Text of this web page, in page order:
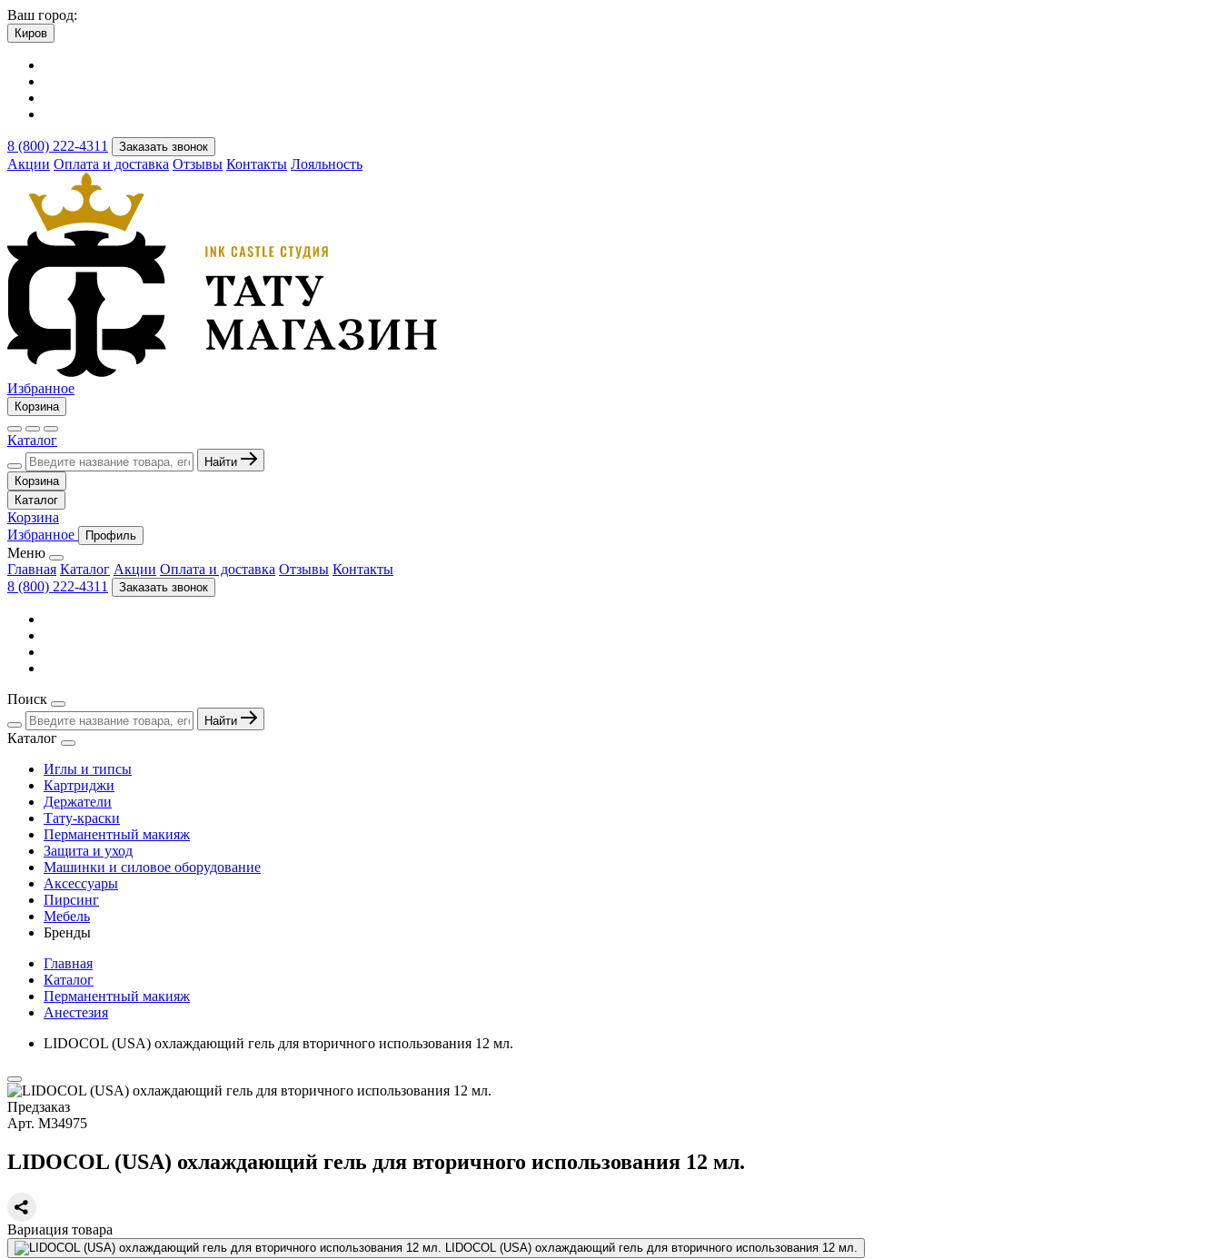
Ваш город:
Киров
8 (800) 222-4311 Заказать звонок
Акции Оплата и доставка Отзывы Контакты Лояльность
Избранное
Корзина
Каталог
Найти
Корзина
Каталог
Корзина
Избранное
Профиль
Меню
Главная Каталог Акции Оплата и доставка Отзывы Контакты
8 (800) 222-4311
Заказать звонок
Поиск
Найти
Каталог
Иглы и типсы
Картриджи
Держатели
Тату-краски
Перманентный макияж
Защита и уход
Машинки и силовое оборудование
Аксессуары
Пирсинг
Мебель
Бренды
Главная
Каталог
Перманентный макияж
Анестезия
LIDOCOL (USA) охлаждающий гель для вторичного использования 12 мл.
Предзаказ
Арт. М34975
LIDOCOL (USA) охлаждающий гель для вторичного использования 12 мл.
Вариация товара
LIDOCOL (USA) охлаждающий гель для вторичного использования 12 мл.